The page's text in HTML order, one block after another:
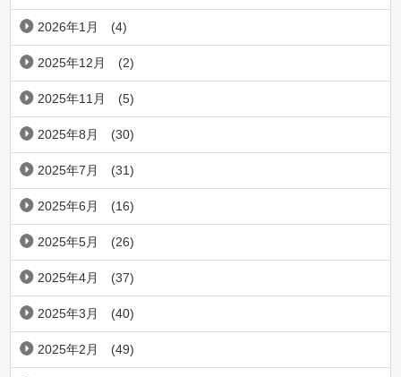
2026年1月 (4)
2025年12月 (2)
2025年11月 (5)
2025年8月 (30)
2025年7月 (31)
2025年6月 (16)
2025年5月 (26)
2025年4月 (37)
2025年3月 (40)
2025年2月 (49)